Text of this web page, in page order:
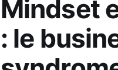
Mindset
: le